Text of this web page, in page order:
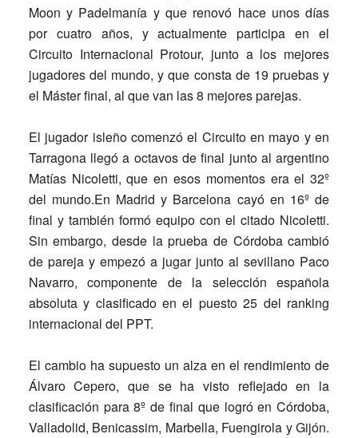
Moon y Padelmanía y que renovó hace unos días
por cuatro años, y actualmente participa en el
Circuito Internacional Protour, junto a los mejores
jugadores del mundo, y que consta de 19 pruebas y
el Máster final, al que van las 8 mejores parejas.
El jugador isleño comenzó el Circuito en mayo y en
Tarragona llegó a octavos de final junto al argentino
Matías Nicoletti, que en esos momentos era el 32º
del mundo.En Madrid y Barcelona cayó en 16º de
final y también formó equipo con el citado Nicoletti.
Sin embargo, desde la prueba de Córdoba cambió
de pareja y empezó a jugar junto al sevillano Paco
Navarro, componente de la selección española
absoluta y clasificado en el puesto 25 del ranking
internacional del PPT.
El cambio ha supuesto un alza en el rendimiento de
Álvaro Cepero, que se ha visto reflejado en la
clasificación para 8º de final que logró en Córdoba,
Valladolid, Benicassim, Marbella, Fuengirola y Gijón.